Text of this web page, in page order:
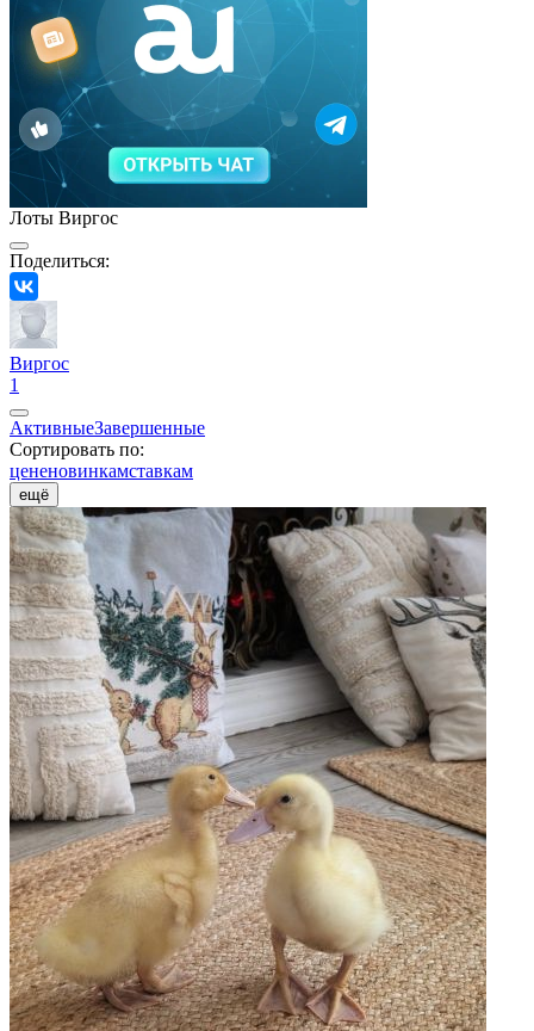
Лоты Виргос
Поделиться:
Виргос
1
АктивныеЗавершенные
Сортировать по:
цененовинкамставкам
ещё